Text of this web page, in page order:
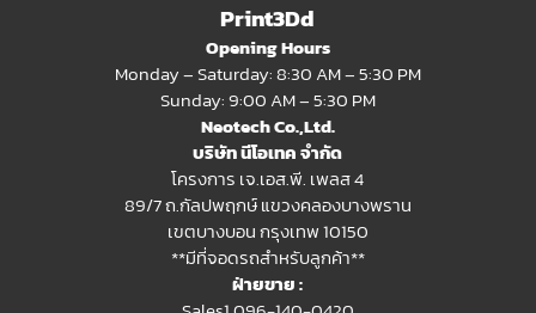
Print3Dd
Opening Hours
Monday – Saturday: 8:30 AM – 5:30 PM
Sunday: 9:00 AM – 5:30 PM
Neotech Co.,Ltd.
บริษัท นีโอเทค จำกัด
โครงการ เจ.เอส.พี. เพลส 4
89/7 ถ.กัลปพฤกษ์ แขวงคลองบางพราน
เขตบางบอน กรุงเทพ 10150
**มีที่จอดรถสำหรับลูกค้า**
ฝ่ายขาย :